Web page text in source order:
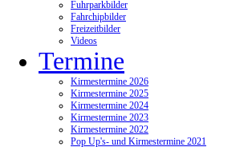
Fuhrparkbilder
Fahrchipbilder
Freizeitbilder
Videos
Termine
Kirmestermine 2026
Kirmestermine 2025
Kirmestermine 2024
Kirmestermine 2023
Kirmestermine 2022
Pop Up's- und Kirmestermine 2021